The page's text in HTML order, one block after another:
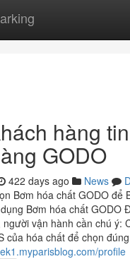
hàng
GODO
422 days ago News
Bơm hóa chất GODO để
Bơm hóa chất GODO
vận hành cần chú ý:
của hóa chất để chọn
profile